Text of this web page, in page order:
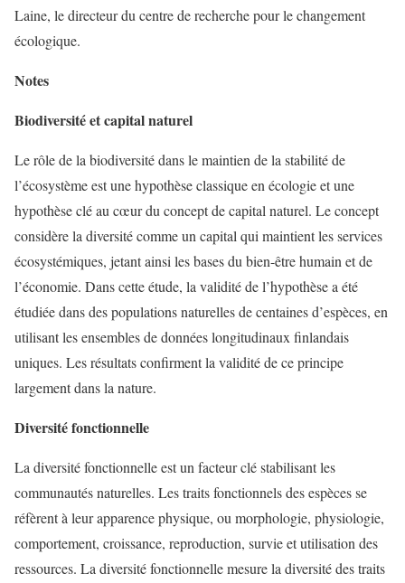
Laine, le directeur du centre de recherche pour le changement
écologique.
Notes
Biodiversité et capital naturel
Le rôle de la biodiversité dans le maintien de la stabilité de
l’écosystème est une hypothèse classique en écologie et une
hypothèse clé au cœur du concept de capital naturel. Le concept
considère la diversité comme un capital qui maintient les services
écosystémiques, jetant ainsi les bases du bien-être humain et de
l’économie. Dans cette étude, la validité de l’hypothèse a été
étudiée dans des populations naturelles de centaines d’espèces, en
utilisant les ensembles de données longitudinaux finlandais
uniques. Les résultats confirment la validité de ce principe
largement dans la nature.
Diversité fonctionnelle
La diversité fonctionnelle est un facteur clé stabilisant les
communautés naturelles. Les traits fonctionnels des espèces se
réfèrent à leur apparence physique, ou morphologie, physiologie,
comportement, croissance, reproduction, survie et utilisation des
ressources. La diversité fonctionnelle mesure la diversité des traits